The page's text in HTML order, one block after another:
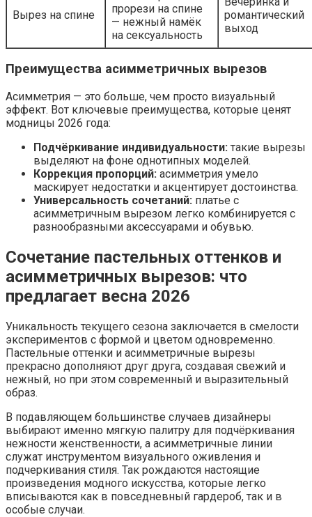
Вырез на спине
прорези на спине
— нежный намёк
на сексуальность
романтический
выход
Преимущества асимметричных вырезов
Асимметрия — это больше, чем просто визуальный
эффект. Вот ключевые преимущества, которые ценят
модницы 2026 года:
Подчёркивание индивидуальности: такие вырезы
выделяют на фоне однотипных моделей.
Коррекция пропорций: асимметрия умело
маскирует недостатки и акцентирует достоинства.
Универсальность сочетаний: платье с
асимметричным вырезом легко комбинируется с
разнообразными аксессуарами и обувью.
Сочетание пастельных оттенков и
асимметричных вырезов: что
предлагает весна 2026
Уникальность текущего сезона заключается в смелости
экспериментов с формой и цветом одновременно.
Пастельные оттенки и асимметричные вырезы
прекрасно дополняют друг друга, создавая свежий и
нежный, но при этом современный и выразительный
образ.
В подавляющем большинстве случаев дизайнеры
выбирают именно мягкую палитру для подчёркивания
нежности женственности, а асимметричные линии
служат инструментом визуального оживления и
подчеркивания стиля. Так рождаются настоящие
произведения модного искусства, которые легко
вписываются как в повседневный гардероб, так и в
особые случаи.